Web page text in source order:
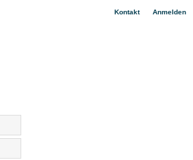
Kontakt| Anmelden